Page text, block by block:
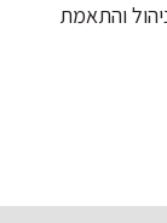
והתאמת